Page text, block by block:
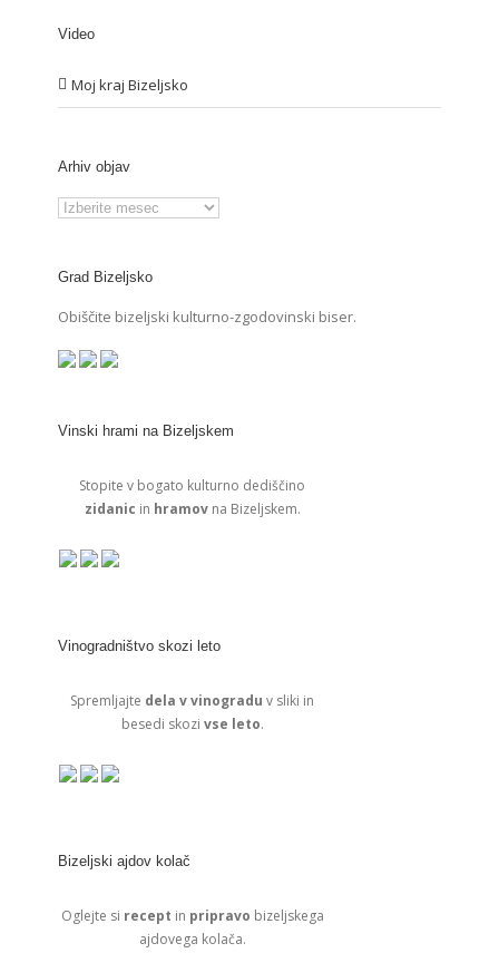
Video
Moj kraj Bizeljsko
Arhiv objav
Arhiv
Grad Bizeljsko
Obiščite bizeljski kulturno-zgodovinski biser.
Vinski hrami na Bizeljskem
Stopite v bogato kulturno dediščino
zidanic in hramovna Bizeljskem.
Vinogradništvo skozi leto
Spremljajte dela v vinogradu v sliki in
besedi skozi vse leto.
Bizeljski ajdov kolač
Oglejte si recept in pripravo bizeljskega
ajdovega kolača.